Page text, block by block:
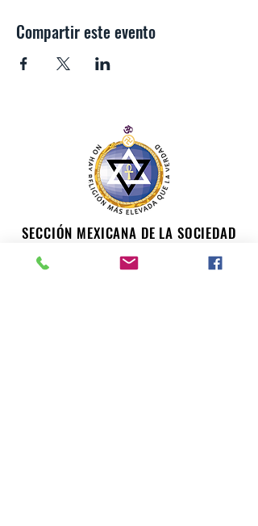
Compartir este evento
SECCIÓN MEXICANA DE LA SOCIEDAD
TEOSÓFICA